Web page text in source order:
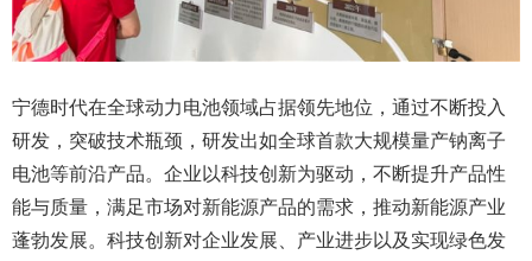
宁德时代在全球动力电池领域占据领先地位，通过不断投入
研发，突破技术瓶颈，研发出如全球首款大规模量产钠离子
电池等前沿产品。企业以科技创新为驱动，不断提升产品性
能与质量，满足市场对新能源产品的需求，推动新能源产业
蓬勃发展。科技创新对企业发展、产业进步以及实现绿色发